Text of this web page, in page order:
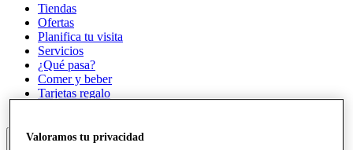
Tiendas
Ofertas
Planifica tu visita
Servicios
¿Qué pasa?
Comer y beber
Tarjetas regalo
Valoramos tu privacidad